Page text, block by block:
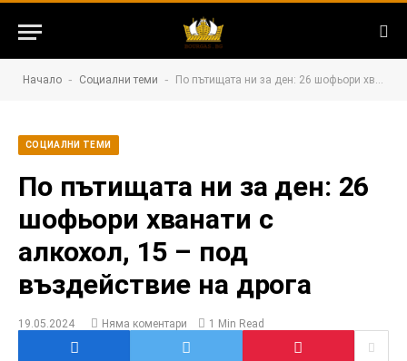
Начало - Социални теми - По пътищата ни за ден: 26 шофьори хванати с алкохол, 15 – под въздействие на дрога
СОЦИАЛНИ ТЕМИ
По пътищата ни за ден: 26
шофьори хванати с
алкохол, 15 – под
въздействие на дрога
19.05.2024 Няма коментари 1 Min Read